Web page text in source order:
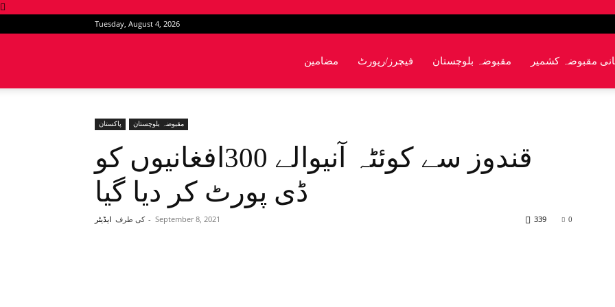
Tuesday, August 4, 2026
مضامین فیچرز/رپورٹ مقبوضہ بلوچستان مقبوضہ کشمیر
پاکستان مقبوضہ بلوچستان
قندوز سے کوئٹہ آنیوالے 300افغانیوں کو
ڈی پورٹ کر دیا گیا
کی طرف ایڈیٹر - September 8, 2021 0
339